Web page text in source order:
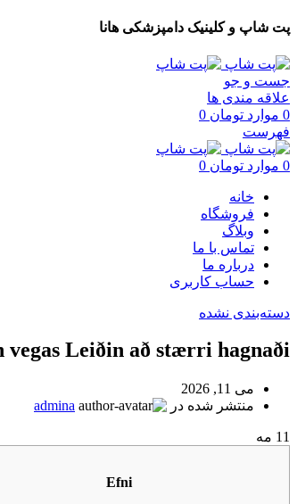
پت شاپ و کلینیک دامپزشکی هانا
جست و جو
علاقه مندی ها
0 موارد تومان
فهرست
0 موارد تومان
خانه
فروشگاه
وبلاگ
تماس با ما
درباره ما
حساب کاربری
دسته‌بندی نشده
Leiðin að stærri hagnaði!
می 11, 2026
منتشر شده در
admina
11 مه
Efni